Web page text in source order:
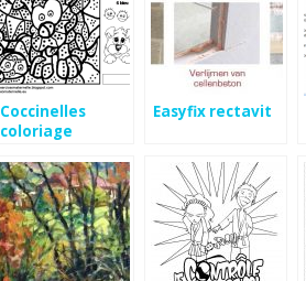
Coccinelles
coloriage
Easyfix rectavit